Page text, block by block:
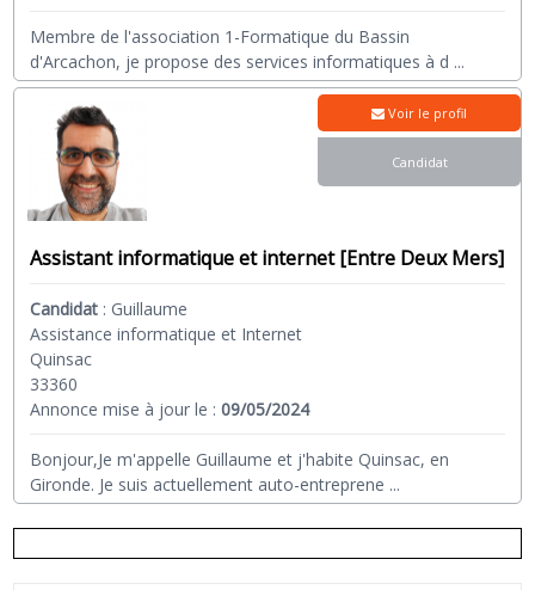
Membre de l'association 1-Formatique du Bassin
d'Arcachon, je propose des services informatiques à d ...
Assistant informatique et internet [Entre Deux Mers]
Candidat : Guillaume
Assistance informatique et Internet
Quinsac
33360
Annonce mise à jour le :09/05/2024
Bonjour,Je m'appelle Guillaume et j'habite Quinsac, en
Gironde. Je suis actuellement auto-entreprene ...
Voir le profil
Candidat